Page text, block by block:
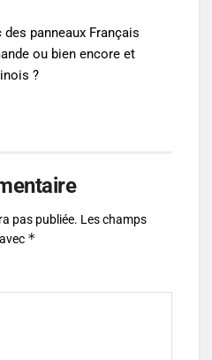
panneaux Français
ou bien encore et
?
pas publiée. Les champs
*